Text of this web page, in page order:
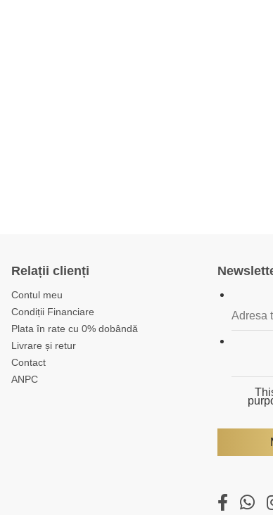
Relații clienți
Contul meu
Condiții Financiare
Plata în rate cu 0% dobândă
Livrare și retur
Contact
ANPC